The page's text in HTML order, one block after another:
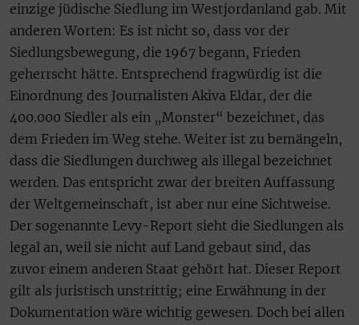
einzige jüdische Siedlung im Westjordanland gab. Mit
anderen Worten: Es ist nicht so, dass vor der
Siedlungsbewegung, die 1967 begann, Frieden
geherrscht hätte. Entsprechend fragwürdig ist die
Einordnung des Journalisten Akiva Eldar, der die
400.000 Siedler als ein „Monster“ bezeichnet, das
dem Frieden im Weg stehe. Weiter ist zu bemängeln,
dass die Siedlungen durchweg als illegal bezeichnet
werden. Das entspricht zwar der breiten Auffassung
der Weltgemeinschaft, ist aber nur eine Sichtweise.
Der sogenannte Levy-Report sieht die Siedlungen als
legal an, weil sie nicht auf Land gebaut sind, das
zuvor einem anderen Staat gehört hat. Dieser Report
gilt als juristisch unstrittig; eine Erwähnung in der
Dokumentation wäre wichtig gewesen. Doch bei allen